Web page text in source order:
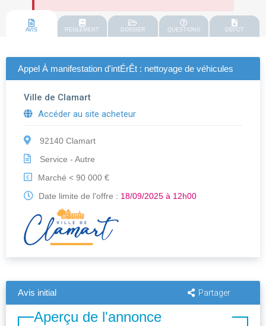
AVIS REGLEMENT DOSSIER QUESTIONS DEPOT
Appel À manifestation d'intÉrÊt : nettoyage de véhicules
Ville de Clamart
Accéder au site acheteur
92140 Clamart
Service - Autre
€
Marché < 90 000 €
Date limite de l'offre : 18/09/2025 à 12h00
Avis initial Partager
Aperçu de l'annonce